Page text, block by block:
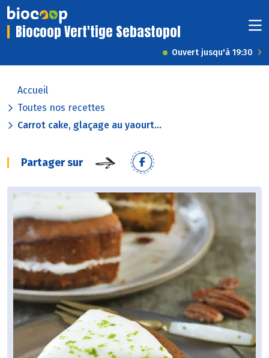
Biocoop Vert'tige Sebastopol
Ouvert jusqu'à 19:30
Accueil
Toutes nos recettes
Carrot cake, glaçage au yaourt...
Partager sur